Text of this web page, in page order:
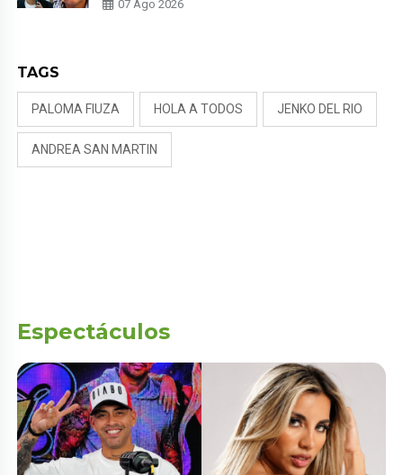
NALDY SALDAÑA
07 Ago 2026
TAGS
PALOMA FIUZA HOLA A TODOS JENKO DEL RIO
ANDREA SAN MARTIN
Espectáculos